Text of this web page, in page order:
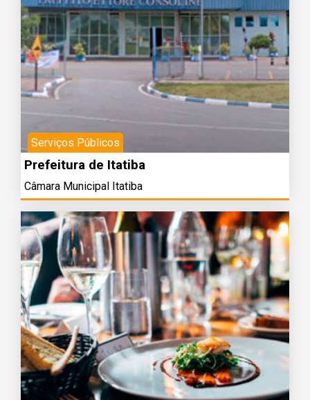
Serviços Públicos
Prefeitura de Itatiba
Câmara Municipal Itatiba